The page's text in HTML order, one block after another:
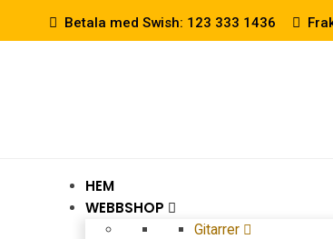
Betala med Swish: 123 333 1436
HEM
WEBBSHOP
Gitarrer